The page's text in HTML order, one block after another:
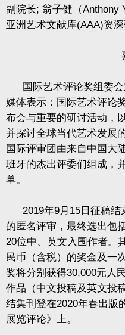
副院长; 翁子健（Anthony
亚洲艺术文献库(AAA)资深
国际艺术评论奖组委
媒体表示：国际艺术评论
布会与重要的研讨活动，
并探讨全球当代艺术发展
国际评审团由来自中国大
班牙的杰出评委们组成，
单。
2019年9月 15 日征稿
的匿名评审，最终选出包
20位中、英文入围作者。
民币（含税）的奖金及一
奖将分别获得30,000元人
作品（中文投稿及英文投
结集刊登在2020年春出版
展览评论》上。